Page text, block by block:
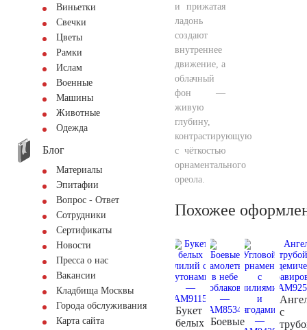
Виньетки
Свечки
Цветы
Рамки
Ислам
Военные
Машины
Животные
Одежда
Блог
Материалы
Эпитафии
Вопрос - Ответ
Сотрудники
Сертификаты
Новости
Пресса о нас
Вакансии
Кладбища Москвы
Города обслуживания
Карта сайта
и прижатая
ладонь
создают
внутреннее
движение, а
облачный
фон —
живую
глубину,
контрастирующую
с чёткостью
орнаментального
ореола.
Похожее
Букет
белых Боевые
с